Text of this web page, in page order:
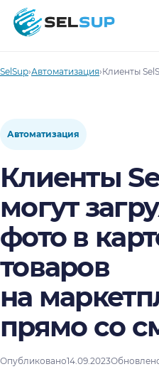
SelSup
SelSup›Автоматизация›Клиенты
Автоматизация
Клиенты
могут
фото в
товаров
на
прямо со
Опубликовано14.09.2023